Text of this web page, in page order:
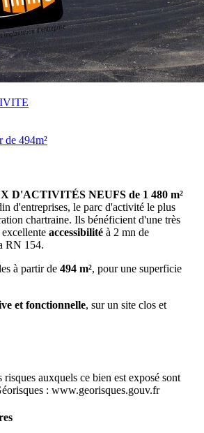
de 494m²
D'ACTIVITÉS NEUFS de 1 480 m²
d'entreprises, le parc d'activité le plus
chartraine. Ils bénéficient d'une très
accessibilité à 2 mn de
RN 154.
à partir de 494 m², pour une superficie
et fonctionnelle, sur un site clos et
auxquels ce bien est exposé sont
: www.georisques.gouv.fr